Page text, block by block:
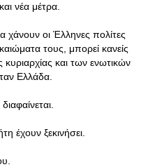
νέα μέτρα.
οι Έλληνες πολίτες
τους, μπορεί κανείς
και των ενωτικών
Ελλάδα.
έχουν ξεκινήσει.